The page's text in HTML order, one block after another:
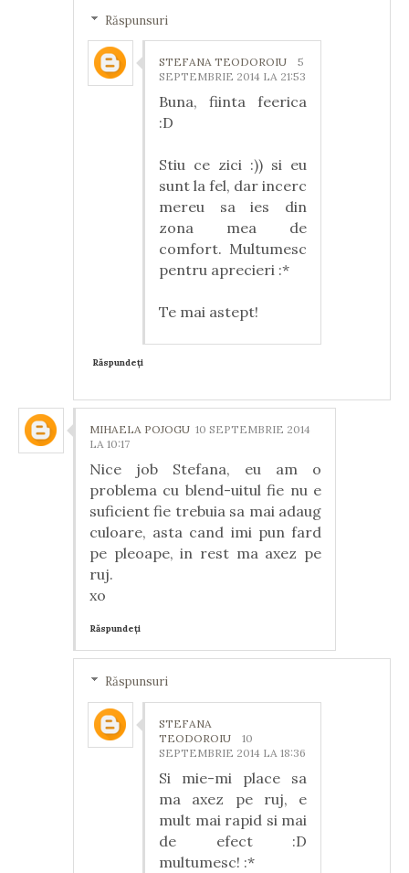
Răspunsuri
STEFANA TEODOROIU
5
SEPTEMBRIE 2014 LA 21:53
Buna, fiinta feerica
:D
Stiu ce zici :)) si eu
sunt la fel, dar incerc
mereu sa ies din
zona mea de
comfort. Multumesc
pentru aprecieri :*
Te mai astept!
Răspundeți
MIHAELA POJOGU 10 SEPTEMBRIE 2014
LA 10:17
Nice job Stefana, eu am o
problema cu blend-uitul fie nu e
suficient fie trebuia sa mai adaug
culoare, asta cand imi pun fard
pe pleoape, in rest ma axez pe
ruj.
xo
Răspundeți
Răspunsuri
STEFANA
TEODOROIU
10
SEPTEMBRIE 2014 LA 18:36
Si mie-mi place sa
ma axez pe ruj, e
mult mai rapid si mai
de efect :D
multumesc! :*